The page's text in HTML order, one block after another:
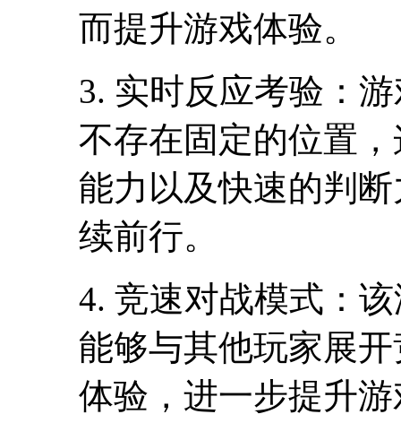
而提升游戏体验。
3. 实时反应考验：
不存在固定的位置
能力以及快速的判
续前行。
4. 竞速对战模式：
能够与其他玩家展
体验，进一步提升